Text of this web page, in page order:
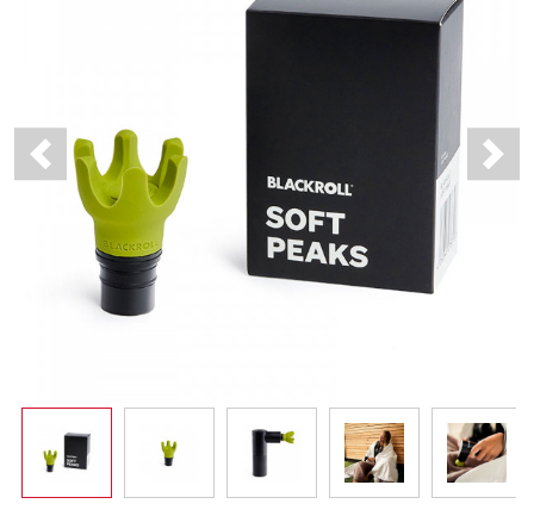
Previous Next